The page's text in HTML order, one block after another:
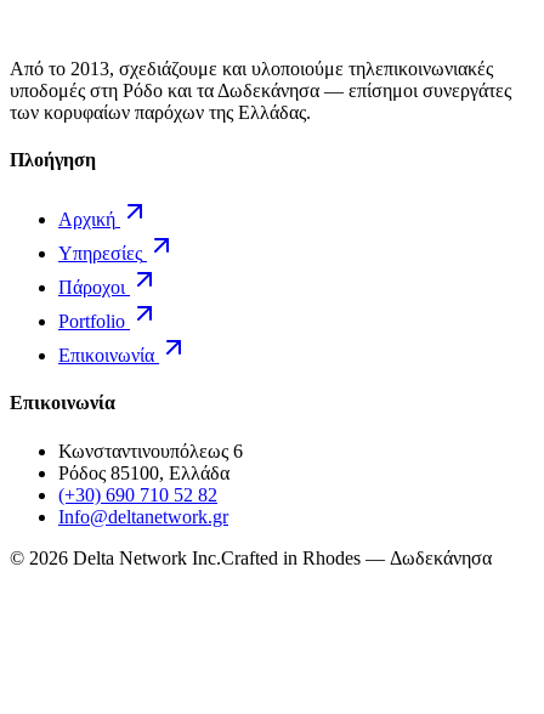
Από το 2013, σχεδιάζουμε και υλοποιούμε τηλεπικοινωνιακές
υποδομές στη Ρόδο και τα Δωδεκάνησα — επίσημοι συνεργάτες
των κορυφαίων παρόχων της Ελλάδας.
Πλοήγηση
Αρχική
Υπηρεσίες
Πάροχοι
Portfolio
Επικοινωνία
Επικοινωνία
Κωνσταντινουπόλεως 6
Ρόδος 85100, Ελλάδα
(+30) 690 710 52 82
Info@deltanetwork.gr
© 2026 Delta Network Inc.Crafted in Rhodes — Δωδεκάνησα